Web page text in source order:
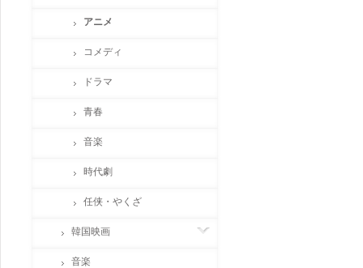
アニメ
コメディ
ドラマ
青春
音楽
時代劇
任侠・やくざ
韓国映画
音楽